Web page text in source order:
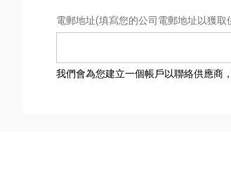
電郵地址(填寫您的公司電郵地址以獲取
我們會為您建立一個帳戶以聯絡供應商